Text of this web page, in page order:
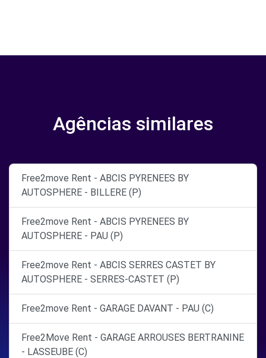
Agências similares
Free2move Rent - ABCIS PYRENEES BY
AUTOSPHERE - BILLERE (P)
Free2move Rent - ABCIS PYRENEES BY
AUTOSPHERE - PAU (P)
Free2move Rent - ABCIS SERRES CASTET BY
AUTOSPHERE - SERRES-CASTET (P)
Free2move Rent - GARAGE DAVANT - PAU (C)
Free2Move Rent - GARAGE ARROUSES BERTRANINE
- LASSEUBE (C)